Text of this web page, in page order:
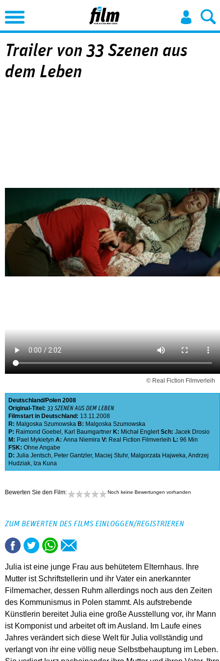
Jump to Navigation
Trailer von 33 Szenen aus
dem Leben
© Real Fiction Filmverleih
Deutschland Polen 2008
Original-Titel: 33 SZENEN AUS DEM LEBEN
Filmstart in Deutschland: 13.11.2008
R: Malgoska Szumowska B: Malgoska Szumowska
P: Raimond Goebel , Karl Baumgartner K: Michał Englert Sch: Jacek Drosio
M: Pael Mykietyn A: Anna Niemira V: Real Fiction Filmverleih L: 96 Min
FSK: Ohne Angabe
D: Julia Jentsch, Peter Gantzler, Maciej Stuhr, Malgorzata Hajweka,Andrzej
Hudziak, Iza Kuna
Bewerten Sie den Film: Noch keine Bewertungen vorhanden
ZUM BEWERTEN DES FILMS EINLOGGEN/REGISTRIEREN
Julia ist eine junge Frau aus behütetem Elternhaus. Ihre
Mutter ist Schriftstellerin und ihr Vater ein anerkannter
Filmemacher, dessen Ruhm allerdings noch aus den Zeiten
des Kommunismus in Polen stammt. Als aufstrebende
Künstlerin bereitet Julia eine große Ausstellung vor, ihr Mann
ist Komponist und arbeitet oft im Ausland. Im Laufe eines
Jahres verändert sich diese Welt für Julia vollständig und
verlangt von ihr eine völlig neue Selbstbehauptung im Leben.